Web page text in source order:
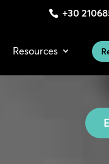
+30
Resources